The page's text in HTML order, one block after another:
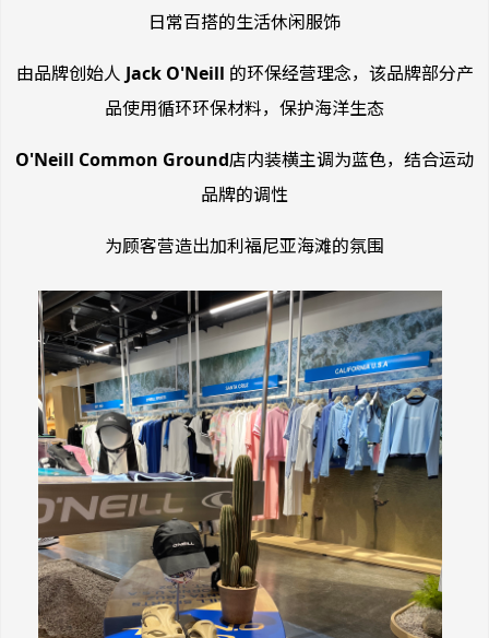
日常百搭的生活休闲服饰
由品牌创始人 Jack O'Neill 的环保经营理念，该品牌部分产
品使用循环环保材料，保护海洋生态
O'Neill Common Ground店内装横主调为蓝色，结合运动
品牌的调性
为顾客营造出加利福尼亚海滩的氛围